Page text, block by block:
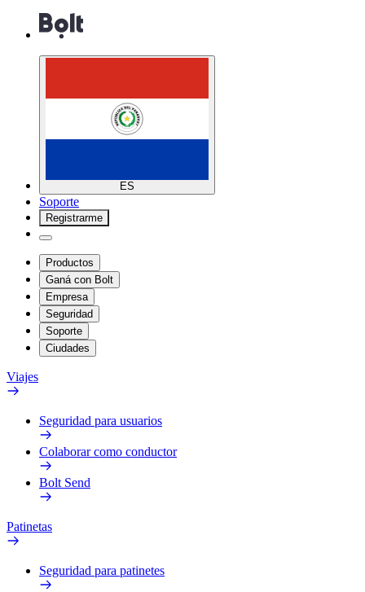
ES
Soporte
Registrarme
Productos
Ganá con Bolt
Empresa
Seguridad
Soporte
Ciudades
Viajes
Seguridad para usuarios
Colaborar como conductor
Bolt Send
Patinetas
Seguridad para patinetes